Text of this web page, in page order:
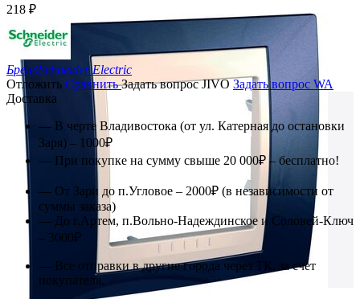
218 ₽
БрендSchneider Electric
Отложить СравнитьЗадать вопрос JIVO Задать вопрос WA
Доставка
— В черте Владивостока (от ул. Катерная до остановки
Заря) – 1000₽
— При покупке на сумму свыше 20 000₽ – бесплатно!
— От Зари до п.Угловое – 2000₽ (в независимости от
суммы заказа)
— До г.Артем, п.Вольно-Надеждинское и Соловей-Ключ
– 3000₽
— Все отправки в другие города через ТК, за счет
покупателя.